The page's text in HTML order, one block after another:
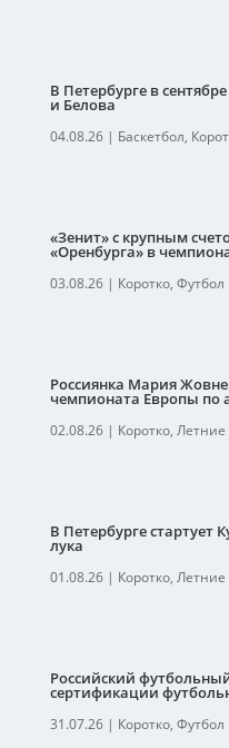
В Петербурге в
и Белова
04.08.26| Баскетбол,
«Зенит» с крупным
«Оренбурга» в
03.08.26| Коротко, Футбол
Россиянка Мария
чемпионата Европы по
02.08.26| Коротко, Летние
В Петербурге стартует
лука
01.08.26| Коротко, Летние
Российский
сертификации
31.07.26| Коротко, Футбол